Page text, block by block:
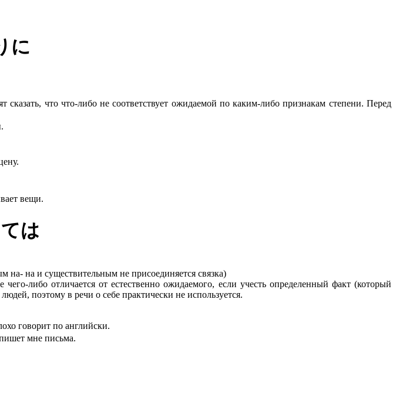
に
что что-либо не соответствует ожидаемой по каким-либо признакам степени. Перед
вещи.
は
на- на и существительным не присоединяется связка)
либо отличается от естественно ожидаемого, если учесть определенный факт (который
поэтому в речи о себе практически не используется.
говорит по английски.
мне письма.